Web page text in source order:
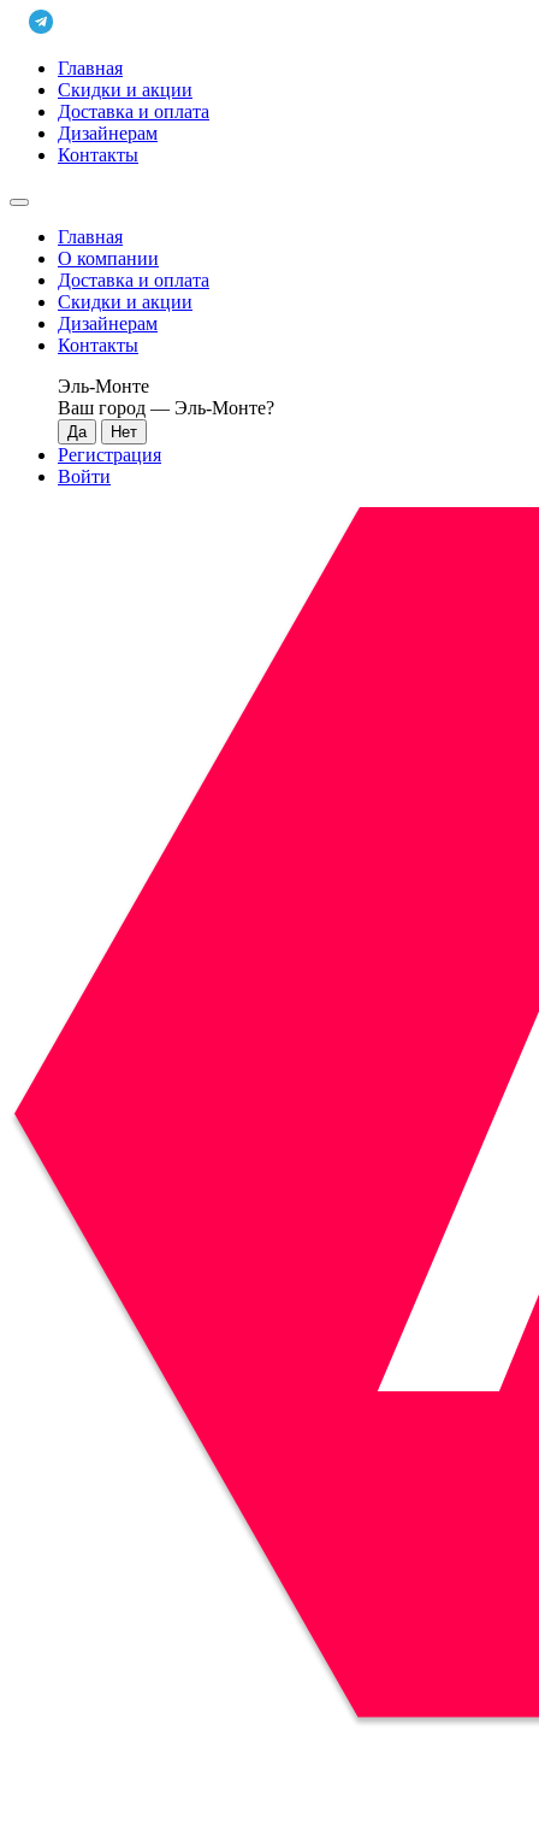
Главная
Скидки и акции
Доставка и оплата
Дизайнерам
Контакты
Главная
О компании
Доставка и оплата
Скидки и акции
Дизайнерам
Контакты
Эль-Монте
Ваш город — Эль-Монте?
Регистрация
Войти